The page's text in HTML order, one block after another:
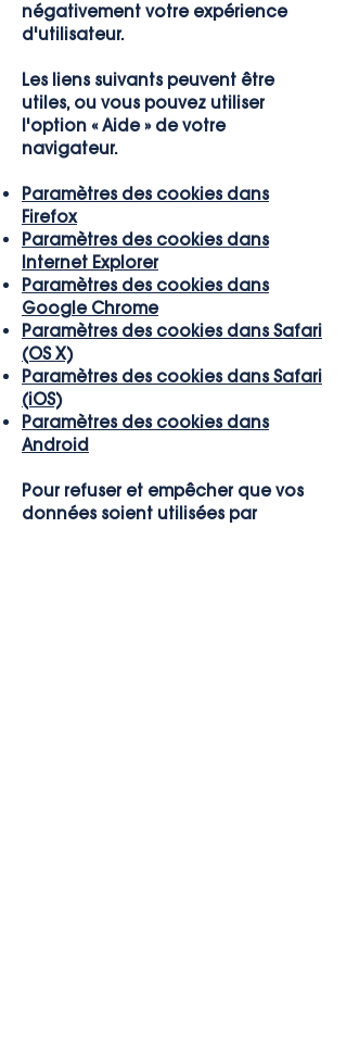
négativement votre expérience
d'utilisateur.
Les liens suivants peuvent être
utiles, ou vous pouvez utiliser
l'option « Aide » de votre
navigateur.
Paramètres des cookies dans
Firefox
Paramètres des cookies dans
Internet Explorer
Paramètres des cookies dans
Google Chrome
Paramètres des cookies dans Safari
(OS X)
Paramètres des cookies dans Safari
(iOS)
Paramètres des cookies dans
Android
Pour refuser et empêcher que vos
données soient utilisées par